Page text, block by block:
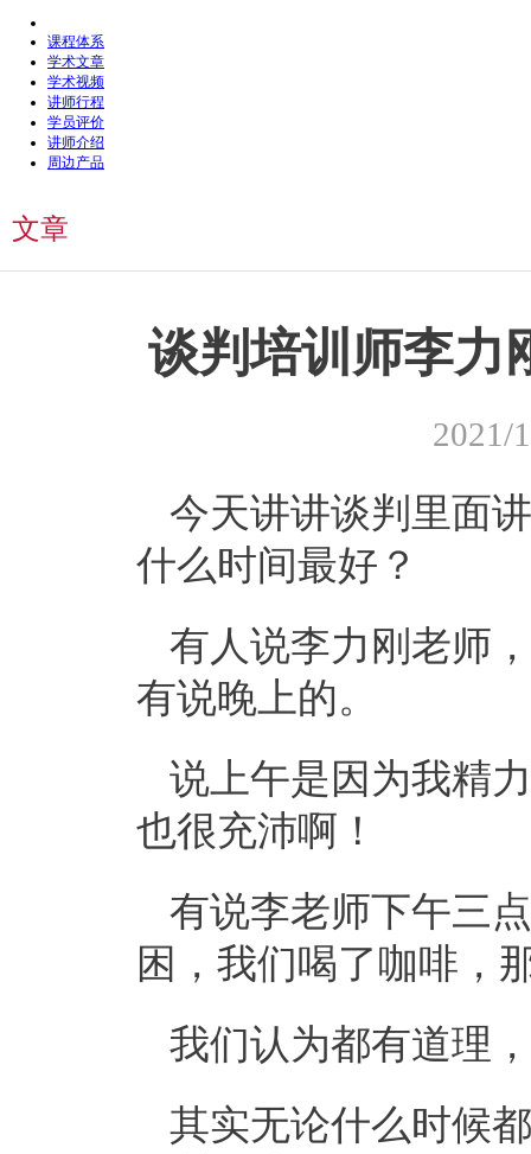
课程体系
学术文章
学术视频
讲师行程
学员评价
讲师介绍
周边产品
文章
谈判培训师李力
2021/
今天讲讲谈判里面
什么时间最好？
有人说李力刚老师
有说晚上的。​
说上午是因为我精
也很充沛啊！
有说李老师下午三
困，我们喝了咖啡，
我们认为都有道理
其实无论什么时候